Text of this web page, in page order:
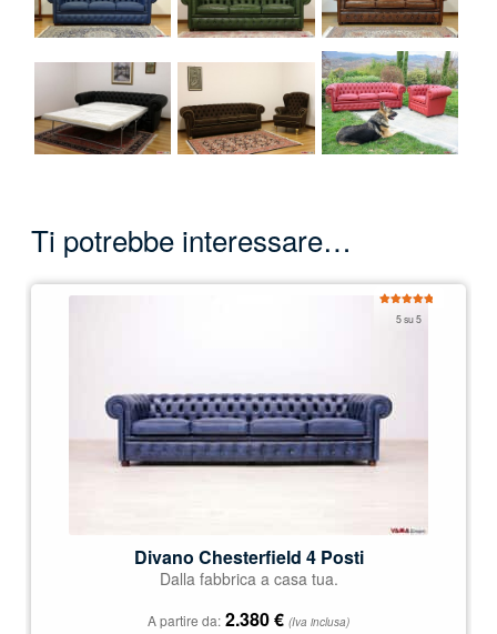
Ti potrebbe interessare…
5 su 5
Divano Chesterfield 4 Posti
Dalla fabbrica a casa tua.
A partire da: 2.380€ (Iva inclusa)